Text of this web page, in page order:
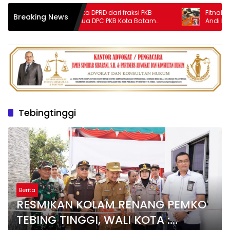
Breaking News
Reses anggota DPRD dari fraksi PKB
sekaligus ketua DPC PKB Kota Batam
Hendrik S.H., Tampung usulan Warga
dan Sarana Olahraga
Fitnah Biadab
Andi Morena
Langsung
Tebingtinggi
Berita
RESMIKAN KOLAM RENANG PEMKO
TEBING TINGGI, WALI KOTA :